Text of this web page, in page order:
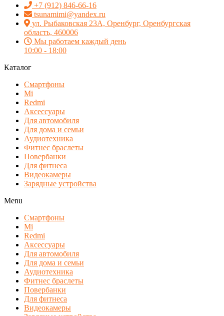
+7 (912) 846-66-16
tsunamimi@yandex.ru
ул. Рыбаковская 23А, Оренбург, Оренбургская
область, 460006
Мы работаем каждый день
10:00 - 18:00
Каталог
Смартфоны
Mi
Redmi
Аксессуары
Для автомобиля
Для дома и семьи
Аудиотехника
Фитнес браслеты
Повербанки
Для фитнеса
Видеокамеры
Зарядные устройства
Menu
Смартфоны
Mi
Redmi
Аксессуары
Для автомобиля
Для дома и семьи
Аудиотехника
Фитнес браслеты
Повербанки
Для фитнеса
Видеокамеры